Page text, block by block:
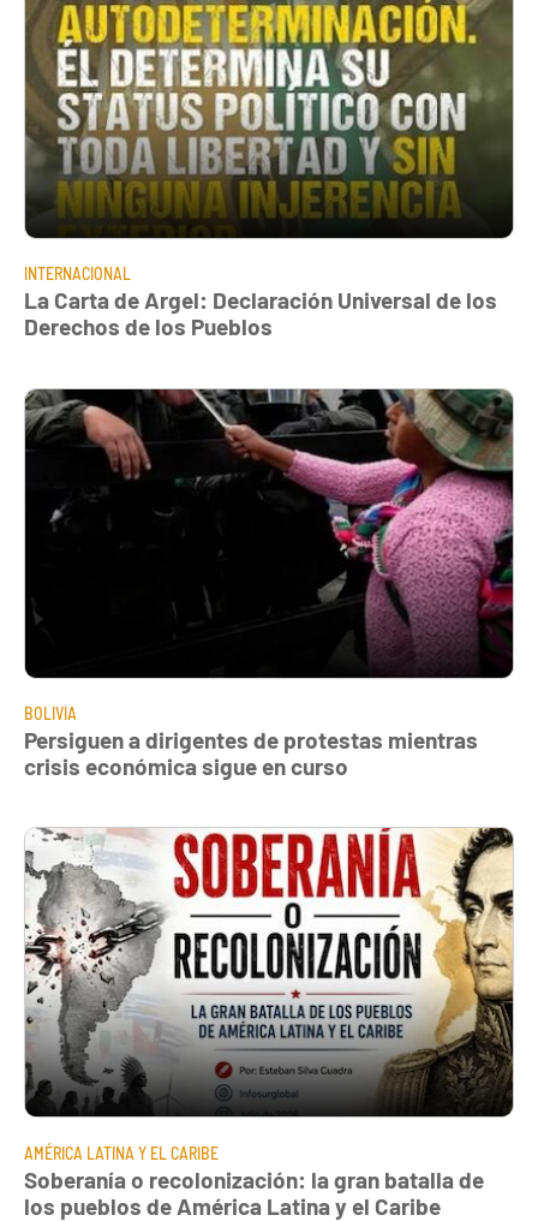
INTERNACIONAL
La Carta de Argel: Declaración Universal de los
Derechos de los Pueblos
BOLIVIA
Persiguen a dirigentes de protestas mientras
crisis económica sigue en curso
AMÉRICA LATINA Y EL CARIBE
Soberanía o recolonización: la gran batalla de
los pueblos de América Latina y el Caribe